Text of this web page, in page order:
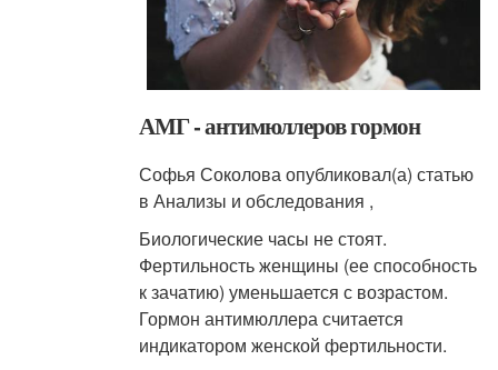
АМГ - антимюллеров гормон
Софья Соколова опубликовал(а) статью
в Анализы и обследования ,
Биологические часы не стоят.
Фертильность женщины (ее способность
к зачатию) уменьшается с возрастом.
Гормон антимюллера считается
индикатором женской фертильности.